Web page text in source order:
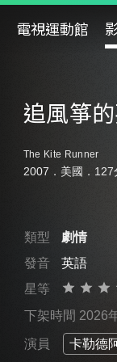
電視運動館
追風箏
The Kite Runner
2007．美國．127
類型
劇情
發音
英語
星等
下架時間 2026
演員 卡勒德